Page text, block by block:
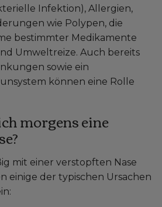
Infektion), Allergien,
wie Polypen, die
bestimmter Medikamente
Umweltreize. Auch bereits
sowie ein
können eine Rolle
morgens eine
mit einer verstopften Nase
einige der typischen Ursachen